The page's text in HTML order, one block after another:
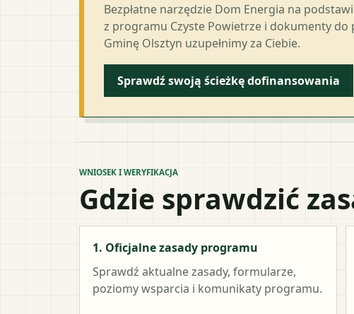
Bezpłatne narzędzie Dom Energia na
z programu Czyste Powietrze i dokumenty
Gminę Olsztyn uzupełnimy za Ciebie.
Sprawdź swoją ścieżkę dofinansowania
WNIOSEK I WERYFIKACJA
Gdzie sprawdzić
1. Oficjalne zasady programu
Sprawdź aktualne zasady, formularze,
poziomy wsparcia i komunikaty programu.